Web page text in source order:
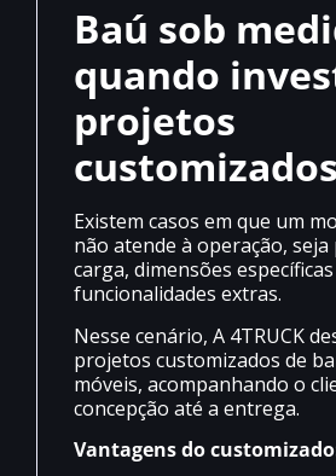
Baú sob
quando
projetos
customizados
Existem casos em que um
não atende à operação,
carga, dimensões
funcionalidades extras.
Nesse cenário, A 4TRUCK
projetos customizados de
móveis, acompanhando o
concepção até a entrega.
Vantagens do